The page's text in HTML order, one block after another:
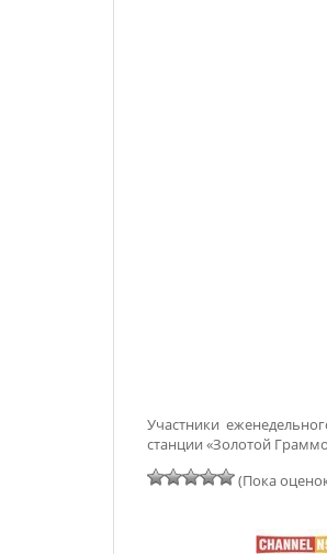
Участники
станции «Золотой
(Пока